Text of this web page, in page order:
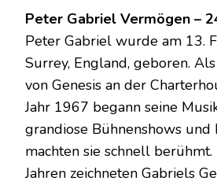
Peter Gabriel Vermögen –
Peter Gabriel wurde am 13.
Surrey, England, geboren.
von Genesis an der
Jahr 1967 begann seine
grandiose Bühnenshows und
machten sie schnell
Jahren zeichneten Gabriels